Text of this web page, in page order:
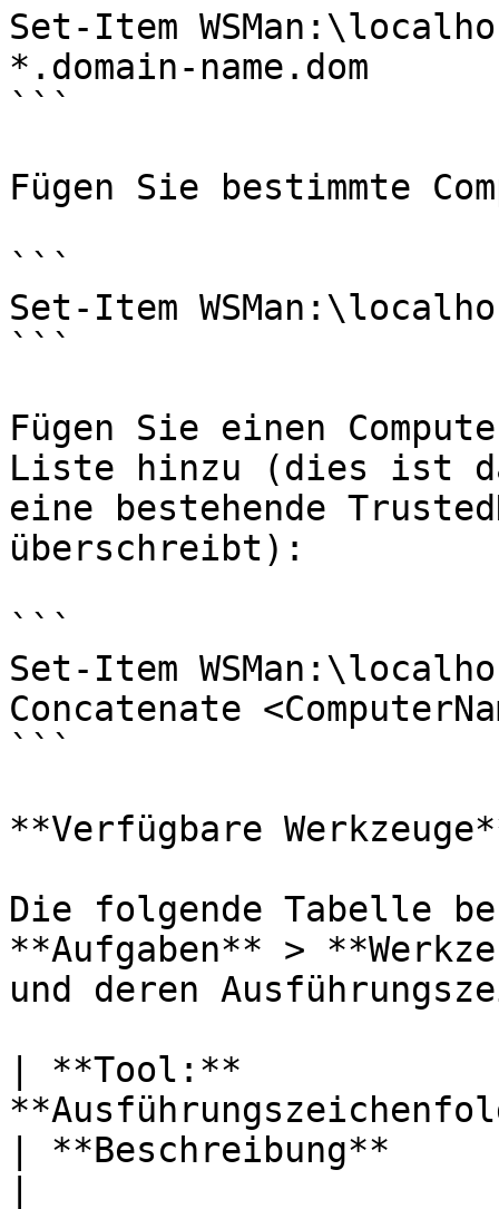
Set-Item
*.domain-name.dom
```
Fügen Sie bestimmte
```
Set-Item
```
Fügen Sie einen
Liste hinzu (dies ist
eine bestehende
überschreibt):
```
Set-Item
Concatenate
```
**Verfügbare
Die folgende Tabelle
**Aufgaben** >
und deren
| **Tool:**
| **Beschreibung**